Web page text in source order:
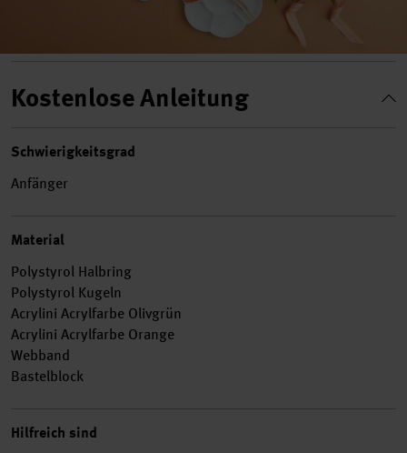
Kostenlose Anleitung
Schwierigkeitsgrad
Anfänger
Material
Polystyrol Halbring
Polystyrol Kugeln
Acrylini Acrylfarbe Olivgrün
Acrylini Acrylfarbe Orange
Webband
Bastelblock
Hilfreich sind